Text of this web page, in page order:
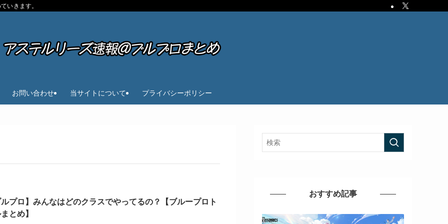
いきます。
お問い合わせ 当サイトについて プライバシーポリシー
プロ】みんなはどのクラスでやってるの？【ブループロト
とめ】
おすすめ記事